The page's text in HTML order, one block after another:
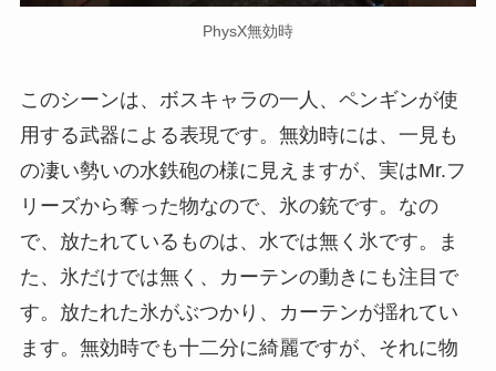
PhysX無効時
このシーンは、ボスキャラの一人、ペンギンが使
用する武器による表現です。無効時には、一見も
の凄い勢いの水鉄砲の様に見えますが、実はMr.フ
リーズから奪った物なので、氷の銃です。なの
で、放たれているものは、水では無く氷です。ま
た、氷だけでは無く、カーテンの動きにも注目で
す。放たれた氷がぶつかり、カーテンが揺れてい
ます。無効時でも十二分に綺麗ですが、それに物